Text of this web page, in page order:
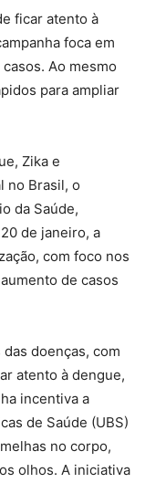
ficar atento à
foca em
Ao mesmo
para ampliar
Zika e
no Brasil, o
da Saúde,
de janeiro, a
com foco nos
de casos
doenças, com
atento à dengue,
incentiva a
de Saúde (UBS)
no corpo,
olhos. A iniciativa